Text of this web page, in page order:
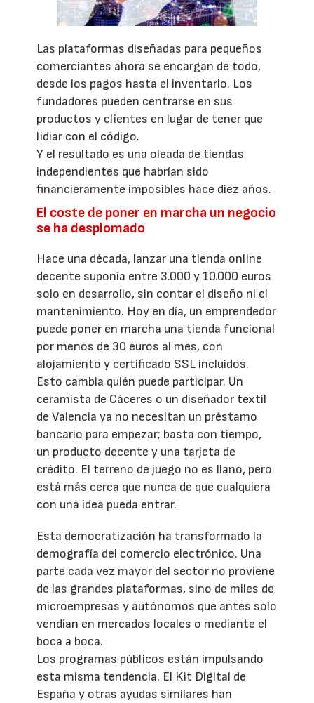
Las plataformas diseñadas para pequeños
comerciantes ahora se encargan de todo,
desde los pagos hasta el inventario. Los
fundadores pueden centrarse en sus
productos y clientes en lugar de tener que
lidiar con el código.
Y el resultado es una oleada de tiendas
independientes que habrían sido
financieramente imposibles hace diez años.
El coste de poner en marcha un negocio
se ha desplomado
Hace una década, lanzar una tienda online
decente suponía entre 3.000 y 10.000 euros
solo en desarrollo, sin contar el diseño ni el
mantenimiento. Hoy en día, un emprendedor
puede poner en marcha una tienda funcional
por menos de 30 euros al mes, con
alojamiento y certificado SSL incluidos.
Esto cambia quién puede participar. Un
ceramista de Cáceres o un diseñador textil
de Valencia ya no necesitan un préstamo
bancario para empezar; basta con tiempo,
un producto decente y una tarjeta de
crédito. El terreno de juego no es llano, pero
está más cerca que nunca de que cualquiera
con una idea pueda entrar.
Esta democratización ha transformado la
demografía del comercio electrónico. Una
parte cada vez mayor del sector no proviene
de las grandes plataformas, sino de miles de
microempresas y autónomos que antes solo
vendían en mercados locales o mediante el
boca a boca.
Los programas públicos están impulsando
esta misma tendencia. El Kit Digital de
España y otras ayudas similares han